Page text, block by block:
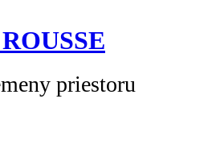
priestoru